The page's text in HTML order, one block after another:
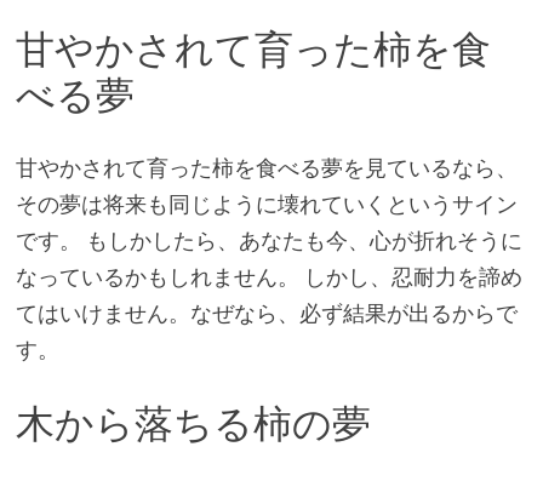
甘やかされて育った柿を食
べる夢
甘やかされて育った柿を食べる夢を見ているなら、
その夢は将来も同じように壊れていくというサイン
です。 もしかしたら、あなたも今、心が折れそうに
なっているかもしれません。 しかし、忍耐力を諦め
てはいけません。なぜなら、必ず結果が出るからで
す。
木から落ちる柿の夢